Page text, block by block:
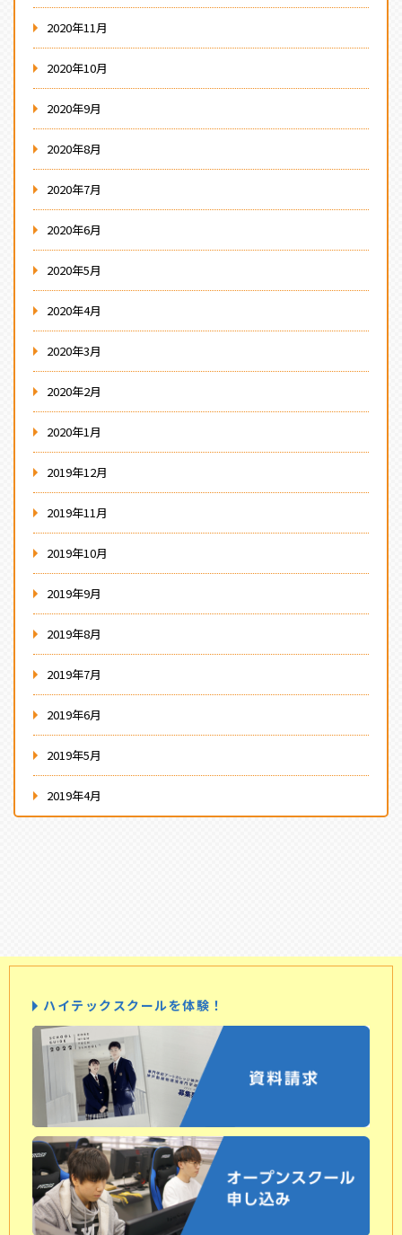
2020年11月
2020年10月
2020年9月
2020年8月
2020年7月
2020年6月
2020年5月
2020年4月
2020年3月
2020年2月
2020年1月
2019年12月
2019年11月
2019年10月
2019年9月
2019年8月
2019年7月
2019年6月
2019年5月
2019年4月
ハイテックスクールを体験！